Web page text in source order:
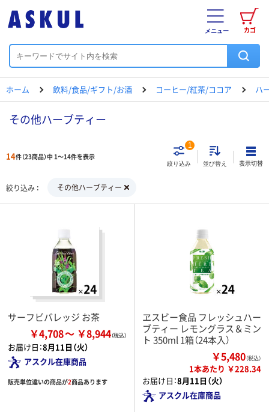
カゴ
メニュー
ホーム 飲料/食品/ギフト/お酒 コーヒー/紅茶/ココア ハ
その他ハーブティー
14件（23商品）中 1～14件を表示
絞り込み
1
並び替え 表示切替
絞り込み その他ハーブティー
サーフビバレッジ お茶
￥4,708 ￥8,944
お届け日：8月11日（火）
アスクル在庫商品
販売単位違いの商品が2商品あります
ヱスビー食品 フレッシュハー
ブティー レモングラス＆ミン
ト 350ml 1箱（24本入）
￥5,480（税込）
1本あたり ￥228.34
お届け日：8月11日（火）
アスクル在庫商品